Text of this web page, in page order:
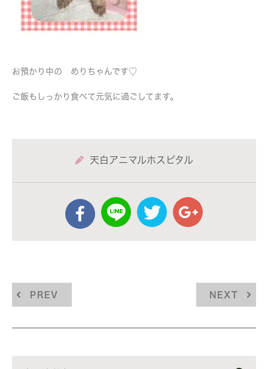
お預かり中の めりちゃんです♡
ご飯もしっかり食べて元気に過ごしてます。
天白アニマルホスピタル
PREV NEXT